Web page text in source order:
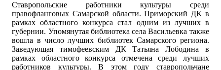
Ставропольские работники культуры среди
правофланговых Самарской области. Приморский ДК в
рамках областного конкурса стал одним из лучших в
губернии. Упомянутая библиотека села Васильевка также
вошла в число лучших библиотек Самарского региона.
Заведующая тимофеевским ДК Татьяна Лободина в
рамках областного конкурса отмечена среди лучших
работников культуры. В этом году ставропольчане